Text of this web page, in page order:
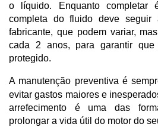
o líquido. Enquanto completar
completa do fluido deve seguir
fabricante, que podem variar,
cada 2 anos, para garantir que
protegido.
A manutenção preventiva é
evitar gastos maiores e
arrefecimento é uma das
prolongar a vida útil do motor do